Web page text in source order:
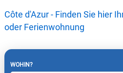
Côte d'Azur - Finden Sie hier
oder Ferienwohnung
WOHIN?